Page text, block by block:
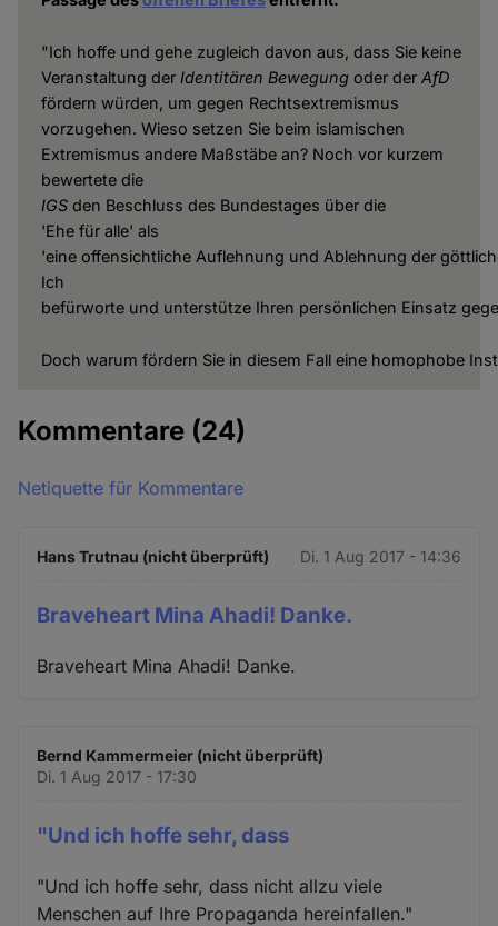
"Ich hoffe und gehe zugleich davon aus, dass Sie keine
Veranstaltung der Identitären Bewegungoder der AfD
fördern würden, um gegen Rechtsextremismus
vorzugehen. Wieso setzen Sie beim islamischen
Extremismus andere Maßstäbe an? Noch vor kurzem
bewertete die
IGSden Beschluss des Bundestages über die
'Ehe für alle' als
'eine offensichtliche Auflehnung und Ablehnung der
Ich
befürworte und unterstütze Ihren persönlichen Einsatz
Doch warum fördern Sie in diesem Fall eine homophobe
Kommentare (24)
Netiquette für Kommentare
Hans Trutnau (nicht überprüft) Di. 1 Aug 2017 - 14:36
Braveheart Mina Ahadi! Danke.
Braveheart Mina Ahadi! Danke.
Bernd Kammermeier (nicht überprüft)
Di. 1 Aug 2017 - 17:30
"Und ich hoffe sehr, dass
"Und ich hoffe sehr, dass nicht allzu viele
Menschen auf Ihre Propaganda hereinfallen."